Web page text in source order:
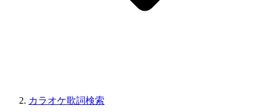
カラオケ歌詞検索